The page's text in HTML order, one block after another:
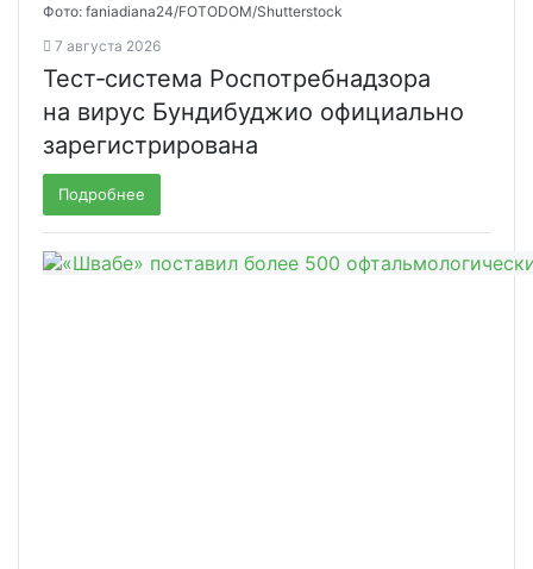
Фото: faniadiana24/FOTODOM/Shutterstock
7 августа 2026
Тест‑система Роспотребнадзора
на вирус Бундибуджио официально
зарегистрирована
Подробнее